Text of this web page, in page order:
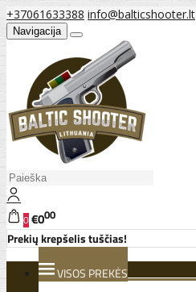
+37061633388 info@balticshooter.lt
Navigacija
0€000
Prekių krepšelis tuščias!
VISOS PREKĖS